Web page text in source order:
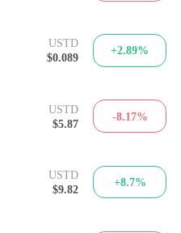
USTD
$0.089
+2.89%
USTD
$5.87
-8.17%
USTD
$9.82
+8.7%